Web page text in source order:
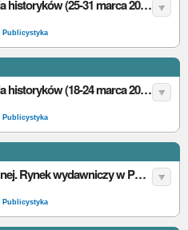
Program telewizyjny dla historyków (25-31 marca 2013)
Publicystyka
Program telewizyjny dla historyków (18-24 marca 2013)
Publicystyka
Salon książki historycznej. Rynek wydawniczy w Polsce: styczeń 2013 r.
Publicystyka